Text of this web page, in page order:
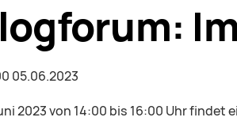
05.06.2023
2023 von 14:00 bis 16:00 Uhr